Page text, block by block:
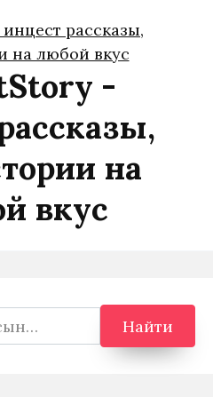
-
на
вкус
Найти